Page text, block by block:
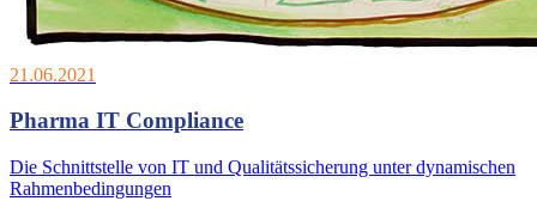
21.06.2021
Pharma IT Compliance
Die Schnittstelle von IT und Qualitätssicherung unter dynamischen
Rahmenbedingungen